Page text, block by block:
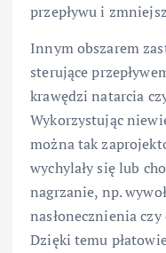
przepływu i
Innym obszarem
sterujące
krawędzi natarcia
Wykorzystując
można tak
wychylały się lub
nagrzanie, np.
nasłonecznienia
Dzięki temu